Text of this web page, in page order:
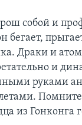
собой и
бегает,
Драки и
и
руками
Помните
из Гонконга